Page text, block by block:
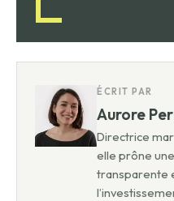
ÉCRIT PAR
Aurore
Directrice
elle prône
transparente